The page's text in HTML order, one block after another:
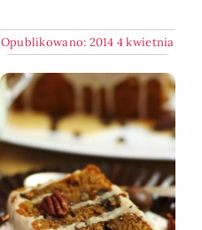
Opublikowano: 2014 4 kwietnia